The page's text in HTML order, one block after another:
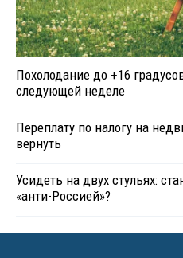
Похолодание до +16
следующей неделе
Переплату по налогу на
вернуть
Усидеть на двух стульях:
«анти-Россией»?